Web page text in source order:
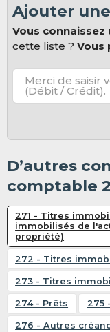
Ajouter
Vous connaissez
cette liste ?Vous
Merci de saisir
(Débit / Crédit).
D’autres
comptable
271 - Titres
immobilisés de
propriété)
272 - Titres
273 - Titres
274 - Prêts 275
276 - Autres